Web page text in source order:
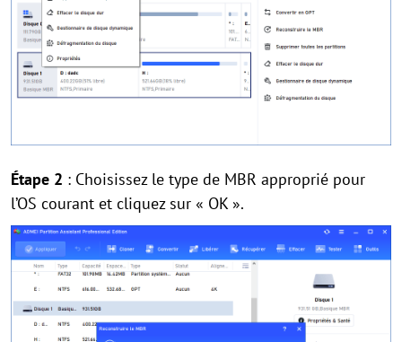
Étape 2 : Choisissez le type de MBR approprié pour
l’OS courant et cliquez sur « OK ».